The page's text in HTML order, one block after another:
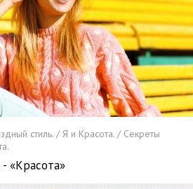
стиль. / Я и Красота. / Секреты
«Красота»